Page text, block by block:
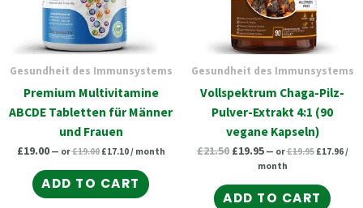
Gesundheit des Immunsystems
Premium Multivitamine
ABCDE Tabletten für Männer
und Frauen
£19.00 — or£19.00 £17.10/ month
ADD TO CART
Gesundheit des Immunsystems
Vollspektrum Chaga-Pilz-
Pulver-Extrakt 4:1 (90
vegane Kapseln)
£21.50 £19.95 — or£19.95 £17.96/
month
ADD TO CART